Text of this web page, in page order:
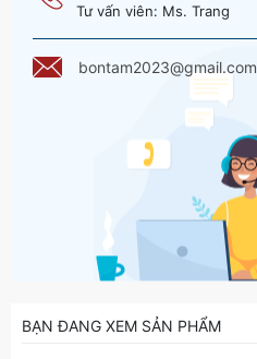
Tư vấn viên: Ms. Trang
bontam2023@gmail.com
BẠN ĐANG XEM SẢN PHẨM